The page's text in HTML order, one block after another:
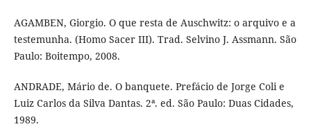
AGAMBEN, Giorgio. O que resta de Auschwitz: o arquivo e a
testemunha. (Homo Sacer III). Trad. Selvino J. Assmann. São
Paulo: Boitempo, 2008.
ANDRADE, Mário de. O banquete. Prefácio de Jorge Coli e
Luiz Carlos da Silva Dantas. 2ª. ed. São Paulo: Duas Cidades,
1989.